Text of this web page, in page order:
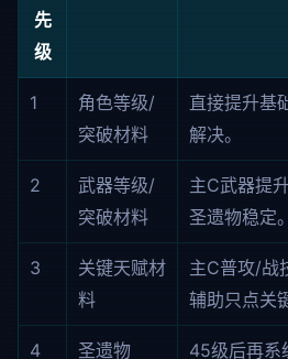
先
级
1
角色等级/
突破材料
直接提升基
解决。
2
武器等级/
突破材料
主C武器提
圣遗物稳定。
3
关键天赋材
料
主C普攻/战
辅助只点关
4 圣遗物
45级后再系